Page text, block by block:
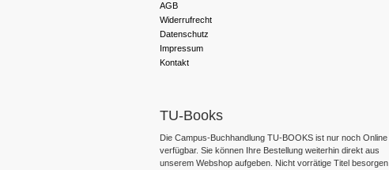
AGB
Widerrufrecht
Datenschutz
Impressum
Kontakt
TU-Books
Die Campus-Buchhandlung TU-BOOKS ist nur noch Online
verfügbar. Sie können Ihre Bestellung weiterhin direkt aus
unserem Webshop aufgeben. Nicht vorrätige Titel besorgen